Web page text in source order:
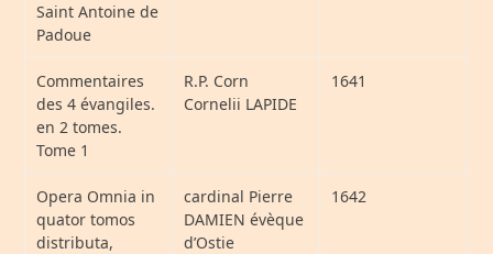
Saint Antoine de
Padoue
Commentaires
des 4 évangiles.
en 2 tomes.
Tome 1
R.P. Corn
Cornelii LAPIDE
1641
Opera Omnia in
quator tomos
distributa,
cardinal Pierre
DAMIEN évèque
d’Ostie
1642